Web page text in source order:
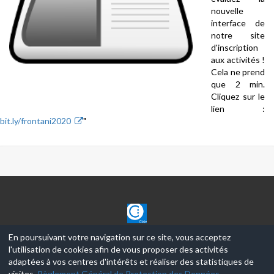
nouvelle
interface de
notre site
d'inscription
aux activités !
Cela ne prend
que 2 min.
Cliquez sur le
lien :
bit.ly/frontani2020
"
CLAJE
© 2017-2026, Ce site est propulsé par Aniapps.fr
En poursuivant votre navigation sur ce site, vous acceptez
l'utilisation de cookies afin de vous proposer des activités
adaptées à vos centres d'intérêts et réaliser des statistiques de